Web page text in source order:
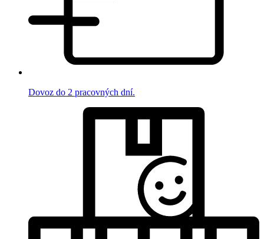
Dovoz do 2 pracovných dní.